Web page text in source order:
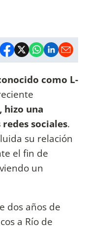
como L-
, hizo una
sociales.
su relación
el fin de
un
dos años de
a Río de